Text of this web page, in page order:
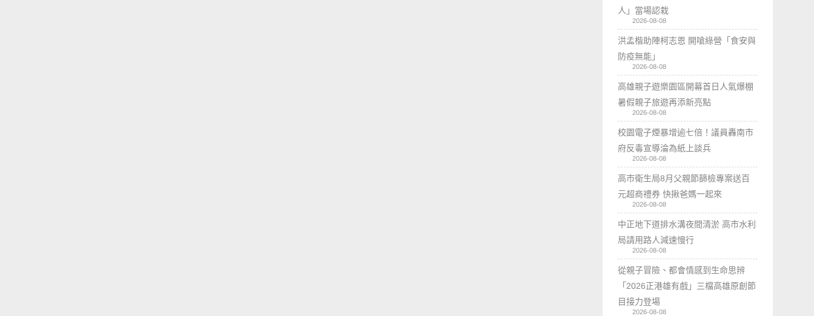
人」當場認栽
2026-08-08
洪孟楷助陣柯志恩 開嗆綠營「食安與
防疫無能」
2026-08-08
高雄親子遊樂園區開幕首日人氣爆棚
暑假親子旅遊再添新亮點
2026-08-08
校園電子煙暴增逾七倍！議員轟南市
府反毒宣導淪為紙上談兵
2026-08-08
高市衛生局8月父親節篩檢專案送百
元超商禮券 快揪爸媽一起來
2026-08-08
中正地下道排水溝夜間清淤 高市水利
局請用路人減速慢行
2026-08-08
從親子冒險、都會情感到生命思辨
「2026正港雄有戲」三檔高雄原創節
目接力登場
2026-08-08